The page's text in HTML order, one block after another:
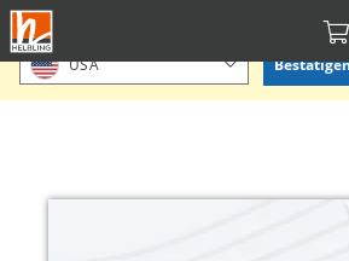
Direkt
zum
Inhalt
Bitte Standort bestätigen oder einen anderen
USA